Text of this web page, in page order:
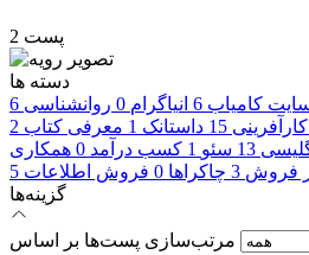
2 پست
دسته ها
سایت کامیاب 6 انیاگرام 0 روانشناسی 6
کارآفرینی 15 داستانک 1 معرفی کتاب 2
13 سئو 1 کسب درآمد 0 همکاری
فروش 3 چاکراها 0 فروش اطلاعات 5
گزینه‌ها
مرتب‌سازی پست‌ها بر اساس